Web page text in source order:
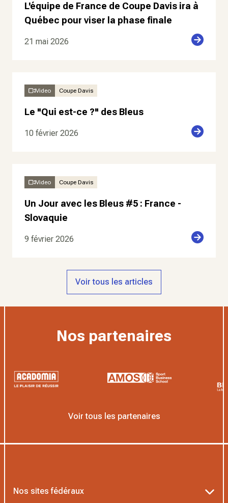
L'équipe de France de Coupe Davis ira à
Québec pour viser la phase finale
21 mai 2026
Video Coupe Davis
Le "Qui est-ce ?" des Bleus
10 février 2026
Video Coupe Davis
Un Jour avec les Bleus #5 : France -
Slovaquie
9 février 2026
Voir tous les articles
Nos partenaires
Voir tous les partenaires
Nos sites fédéraux